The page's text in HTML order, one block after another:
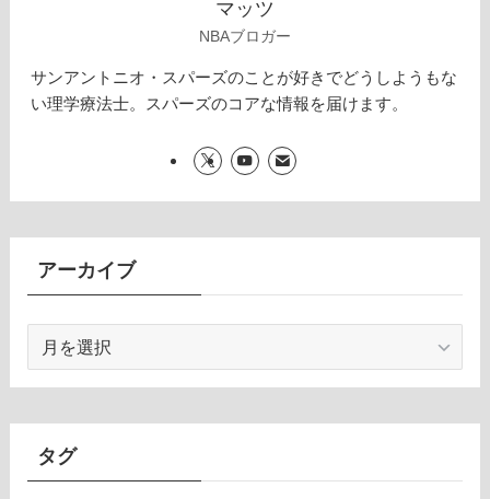
マッツ
NBAブロガー
サンアントニオ・スパーズのことが好きでどうしようもな
い理学療法士。スパーズのコアな情報を届けます。
アーカイブ
カ
タグ